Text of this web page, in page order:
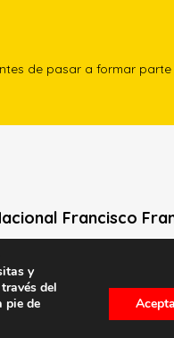
de pasar a formar
Francisco
1 -1º Izq
Moscardó)
Tel. 91 541 21 22
y
del
pie de